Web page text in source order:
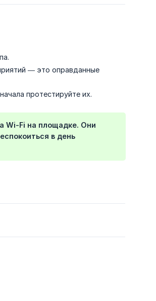
— это оправданные
протестируйте их.
Wi-Fi на площадке. Они
в день